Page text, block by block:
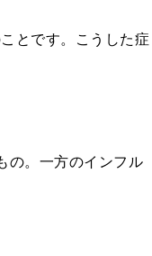
とです。こうした症
の。一方のインフル